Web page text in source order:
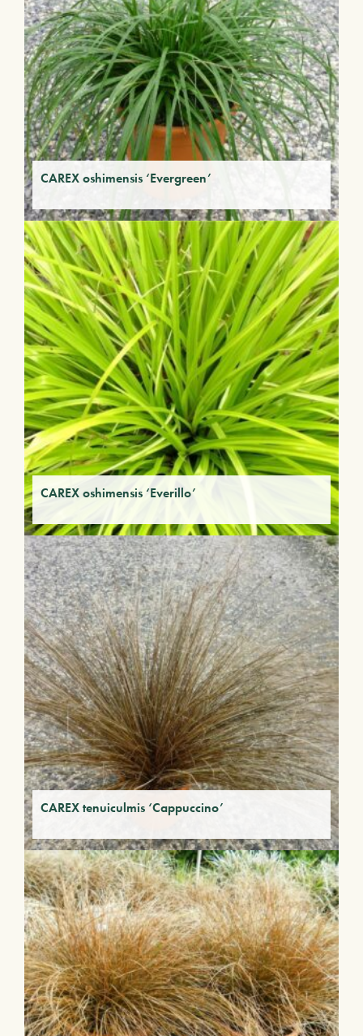
CAREX oshimensis ‘Evergreen’
CAREX oshimensis ‘Everillo’
CAREX tenuiculmis ‘Cappuccino’